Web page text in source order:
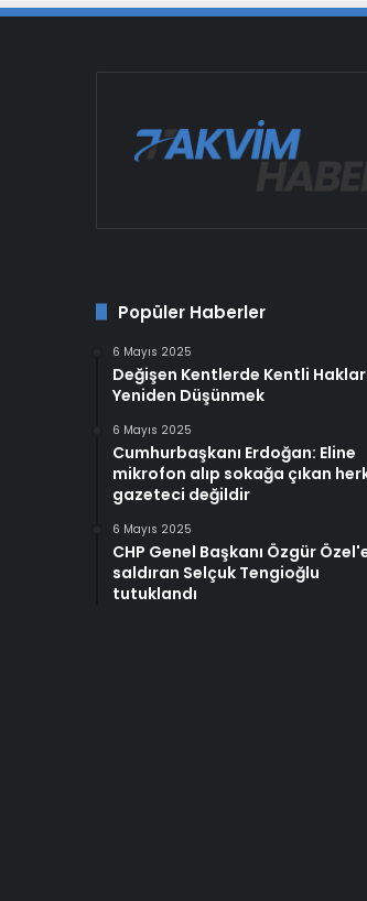
Popüler Haberler
6 Mayıs 2025
Değişen Kentlerde Kentli
Yeniden Düşünmek
6 Mayıs 2025
Cumhurbaşkanı Erdoğan: Eline
mikrofon alıp sokağa çıkan
gazeteci değildir
6 Mayıs 2025
CHP Genel Başkanı Özgür
saldıran Selçuk Tengioğlu
tutuklandı